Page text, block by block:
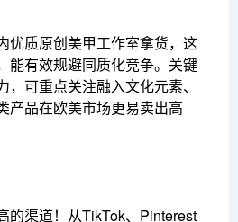
优质原创美甲工作室拿货，这
能有效规避同质化竞争。关键
可重点关注融入文化元素、
产品在欧美市场更易卖出高
的渠道！从TikTok、Pinterest